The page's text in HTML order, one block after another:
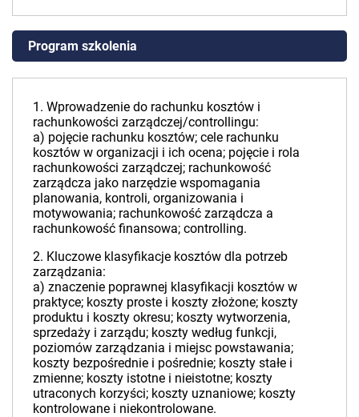
Program szkolenia
1. Wprowadzenie do rachunku kosztów i
rachunkowości zarządczej/controllingu:
a) pojęcie rachunku kosztów; cele rachunku
kosztów w organizacji i ich ocena; pojęcie i rola
rachunkowości zarządczej; rachunkowość
zarządcza jako narzędzie wspomagania
planowania, kontroli, organizowania i
motywowania; rachunkowość zarządcza a
rachunkowość finansowa; controlling.
2. Kluczowe klasyfikacje kosztów dla potrzeb
zarządzania:
a) znaczenie poprawnej klasyfikacji kosztów w
praktyce; koszty proste i koszty złożone; koszty
produktu i koszty okresu; koszty wytworzenia,
sprzedaży i zarządu; koszty według funkcji,
poziomów zarządzania i miejsc powstawania;
koszty bezpośrednie i pośrednie; koszty stałe i
zmienne; koszty istotne i nieistotne; koszty
utraconych korzyści; koszty uznaniowe; koszty
kontrolowane i niekontrolowane.